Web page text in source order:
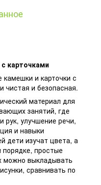
карточками
и карточки с
чистая и безопасная.
материал для
занятий, где
рук, улучшение речи,
и навыки
дети изучат цвета, а
простые
можно выкладывать
сравнивать по